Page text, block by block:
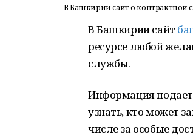
В Башкирии сайт о контрактной
В Башкирии сайт
ресурсе любой
службы.
Информация
узнать, кто может
числе за особые